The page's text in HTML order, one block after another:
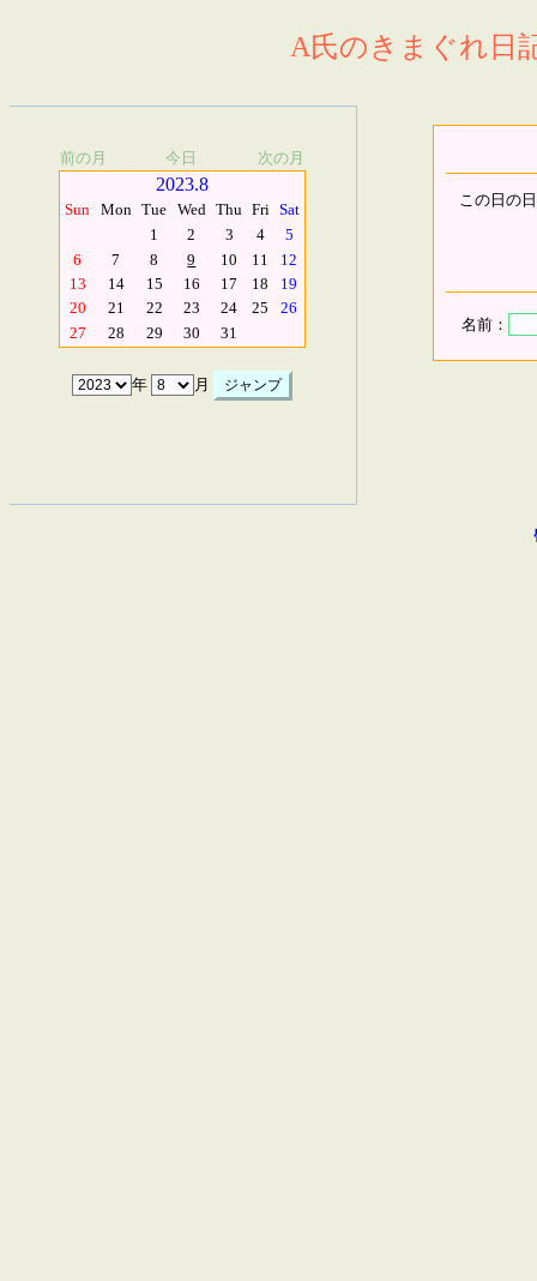
A氏のきまぐれ日
前の月 今日 次の月
2023.8
Sun Mon Tue Wed Thu Fri Sat
1
2 3 4
5
6
7 8 9 10 11
12
13
14 15 16 17 18
19
20
21 22 23 24 25
26
27
28 29 30 31
年 月
この日の
名前：